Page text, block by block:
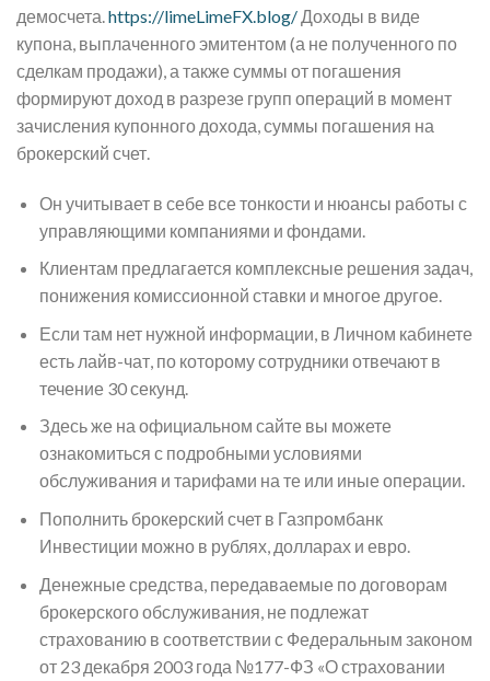
демосчета.https://limeLimeFX.blog/Доходы в виде
купона, выплаченного эмитентом (а не полученного по
сделкам продажи), а также суммы от погашения
формируют доход в разрезе групп операций в момент
зачисления купонного дохода, суммы погашения на
брокерский счет.
Он учитывает в себе все тонкости и нюансы работы с
управляющими компаниями и фондами.
Клиентам предлагается комплексные решения задач,
понижения комиссионной ставки и многое другое.
Если там нет нужной информации, в Личном кабинете
есть лайв-чат, по которому сотрудники отвечают в
течение 30 секунд.
Здесь же на официальном сайте вы можете
ознакомиться с подробными условиями
обслуживания и тарифами на те или иные операции.
Пополнить брокерский счет в Газпромбанк
Инвестиции можно в рублях, долларах и евро.
Денежные средства, передаваемые по договорам
брокерского обслуживания, не подлежат
страхованию в соответствии с Федеральным законом
от 23 декабря 2003 года №177-ФЗ «О страховании